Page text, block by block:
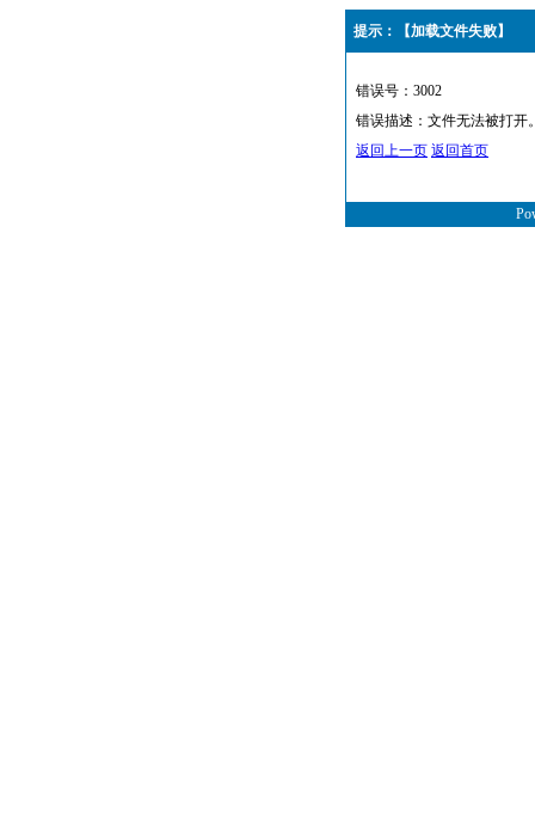
提示：【加载文件失败】
错误号：3002
错误描述：文件无法被打开
返回上一页 返回首页